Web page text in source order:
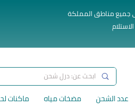
جميع مناطق المملكة
عدد الشحن مضخات مياه ماكنات